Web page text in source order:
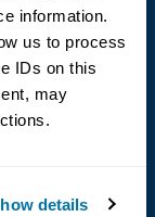
information.
us to process
IDs on this
may
details